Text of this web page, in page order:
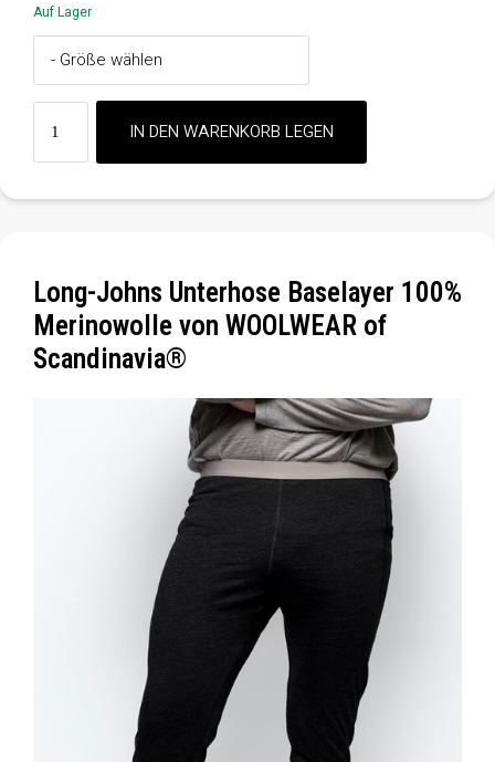
Auf Lager
Long-Johns Unterhose Baselayer 100%
Merinowolle von WOOLWEAR of
Scandinavia®